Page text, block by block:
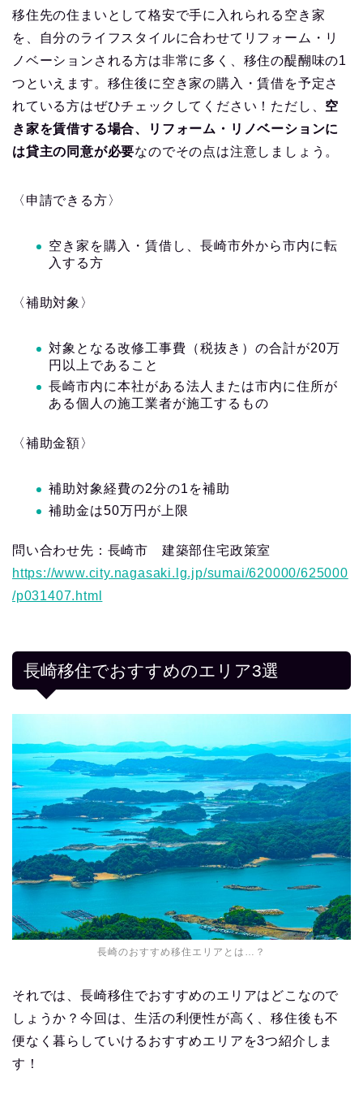
移住先の住まいとして格安で手に入れられる空き家
を、自分のライフスタイルに合わせてリフォーム・リ
ノベーションされる方は非常に多く、移住の醍醐味の1
つといえます。移住後に空き家の購入・賃借を予定さ
れている方はぜひチェックしてください！ただし、 空
き家を賃借する場合、リフォーム・リノベーションに
は貸主の同意が必要なのでその点は注意しましょう。
〈申請できる方〉
空き家を購入・賃借し、長崎市外から市内に転
入する方
〈補助対象〉
対象となる改修工事費（税抜き）の合計が20万
円以上であること
長崎市内に本社がある法人または市内に住所が
ある個人の施工業者が施工するもの
〈補助金額〉
補助対象経費の2分の1を補助
補助金は50万円が上限
問い合わせ先：長崎市 建築部住宅政策室
https://www.city.nagasaki.lg.jp/sumai/620000/625000
/p031407.html
長崎移住でおすすめのエリア3選
長崎のおすすめ移住エリアとは…？
それでは、長崎移住でおすすめのエリアはどこなので
しょうか？今回は、生活の利便性が高く、移住後も不
便なく暮らしていけるおすすめエリアを3つ紹介しま
す！